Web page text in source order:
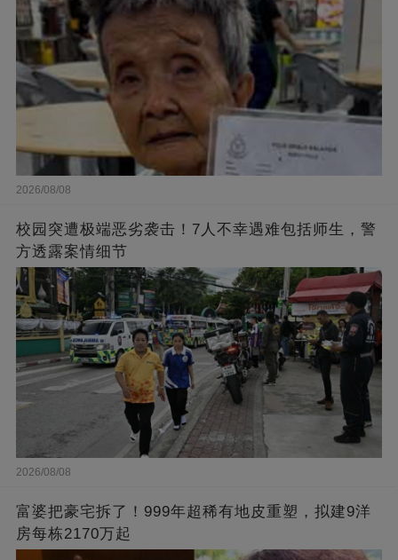
2026/08/08
校园突遭极端恶劣袭击！7人不幸遇难包括师生，警
方透露案情细节
2026/08/08
富婆把豪宅拆了！999年超稀有地皮重塑，拟建9洋
房每栋2170万起